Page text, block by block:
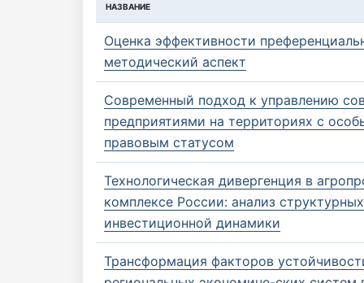
НАЗВАНИЕ
Оценка эффективности
методический аспект
Современный подход к управлению
предприятиями на территориях с
правовым статусом
Технологическая дивергенция в
комплексе России: анализ
инвестиционной динамики
Трансформация факторов